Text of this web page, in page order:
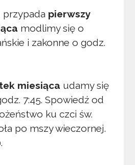
pierwszy
modlimy się o
i zakonne o godz.
miesiąca udamy się
7:45. Spowiedź od
ku czci św.
po mszy wieczornej.